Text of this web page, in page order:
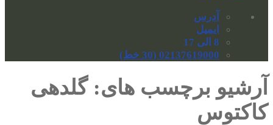
آدرس
ایمیل
8 الی 17
02137619000 (30 خط)
آرشیو برچسب های:گلدهی
کاکتوس